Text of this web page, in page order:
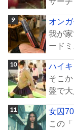
オン
我が
ード
ハイ
そこ
盤で
女囚
この